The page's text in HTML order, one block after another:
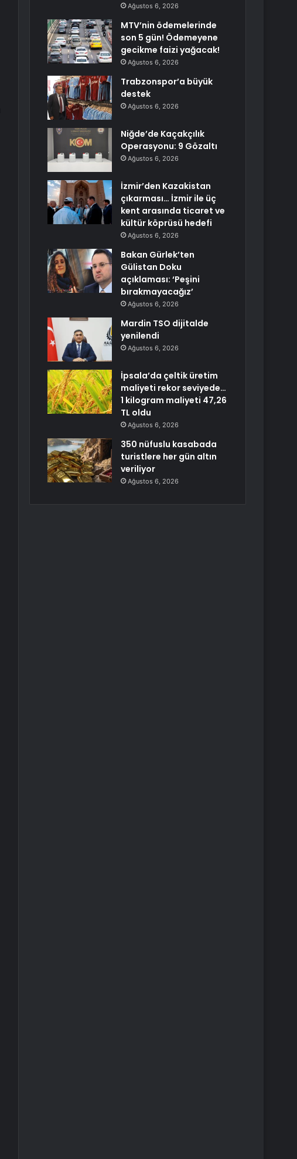
Ağustos 6, 2026
MTV’nin ödemelerinde
son 5 gün! Ödemeyene
gecikme faizi yağacak!
Ağustos 6, 2026
Trabzonspor’a büyük
destek
Ağustos 6, 2026
Niğde’de Kaçakçılık
Operasyonu: 9 Gözaltı
Ağustos 6, 2026
İzmir’den Kazakistan
çıkarması… İzmir ile üç
kent arasında ticaret ve
kültür köprüsü hedefi
Ağustos 6, 2026
Bakan Gürlek’ten
Gülistan Doku
açıklaması: ‘Peşini
bırakmayacağız’
Ağustos 6, 2026
Mardin TSO dijitalde
yenilendi
Ağustos 6, 2026
İpsala’da çeltik üretim
maliyeti rekor seviyede…
1 kilogram maliyeti 47,26
TL oldu
Ağustos 6, 2026
350 nüfuslu kasabada
turistlere her gün altın
veriliyor
Ağustos 6, 2026